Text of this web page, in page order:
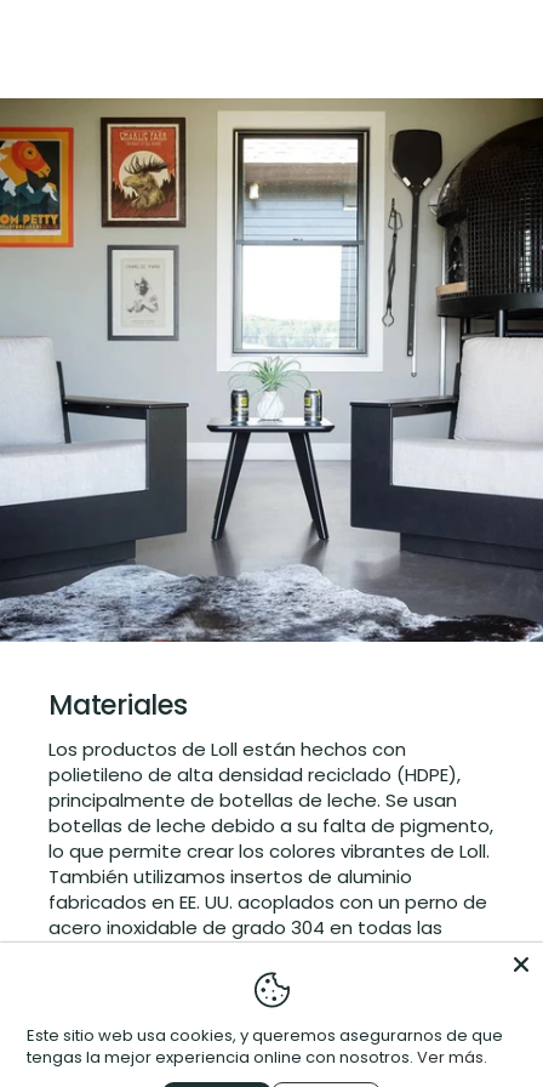
Materiales
Los productos de Loll están hechos con
polietileno de alta densidad reciclado (HDPE),
principalmente de botellas de leche. Se usan
botellas de leche debido a su falta de pigmento,
lo que permite crear los colores vibrantes de Loll.
También utilizamos insertos de aluminio
fabricados en EE. UU. acoplados con un perno de
acero inoxidable de grado 304 en todas las
Richlite para elementos estructurales en algunas
piezas. Todos nuestros materiales se eligen por
su alta calidad, rendimiento sin necesidad de
mantenimiento y longevidad. Queremos que
disfrutes de tus muebles, sin pensar tanto en el
Este sitio web usa cookies, y queremos asegurarnos de que
tengas la mejor experiencia online con nosotros.Ver más.